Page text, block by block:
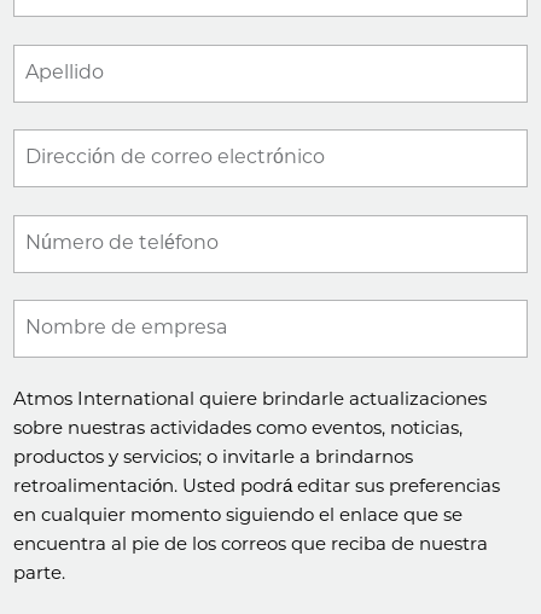
Apellido
Dirección de correo electrónico
Número de teléfono
Nombre de empresa
Atmos International quiere brindarle actualizaciones
sobre nuestras actividades como eventos, noticias,
productos y servicios; o invitarle a brindarnos
retroalimentación. Usted podrá editar sus preferencias
en cualquier momento siguiendo el enlace que se
encuentra al pie de los correos que reciba de nuestra
parte.